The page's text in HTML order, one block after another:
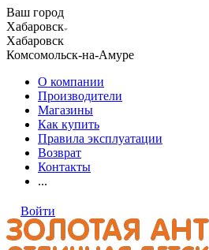
Ваш город
Хабаровск
Хабаровск
Комсомольск-на-Амуре
О компании
Производители
Магазины
Как купить
Правила эксплуатации
Возврат
Контакты
...
Войти